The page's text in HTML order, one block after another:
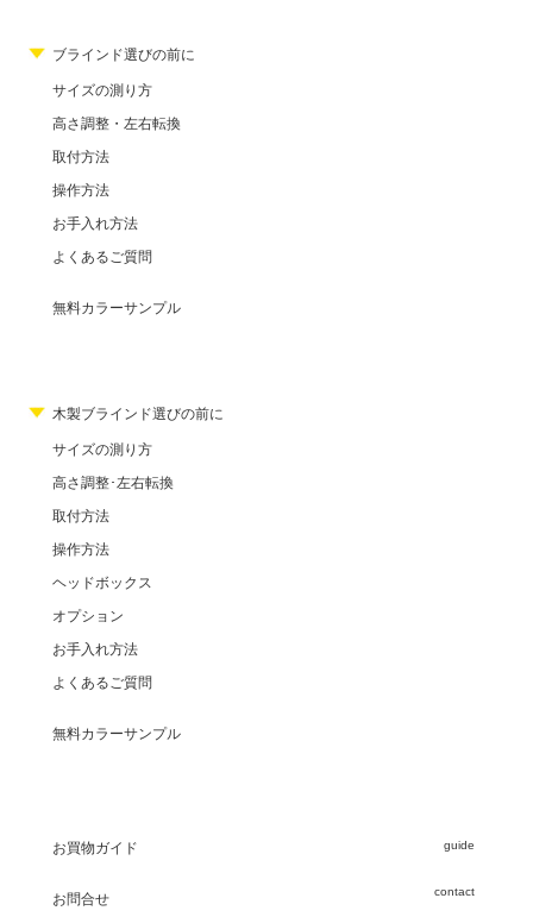
ブラインド選びの前に
サイズの測り方
高さ調整・左右転換
取付方法
操作方法
お手入れ方法
よくあるご質問
無料カラーサンプル
木製ブラインド選びの前に
サイズの測り方
高さ調整･左右転換
取付方法
操作方法
ヘッドボックス
オプション
お手入れ方法
よくあるご質問
無料カラーサンプル
お買物ガイド
お問合せ
guide
contact